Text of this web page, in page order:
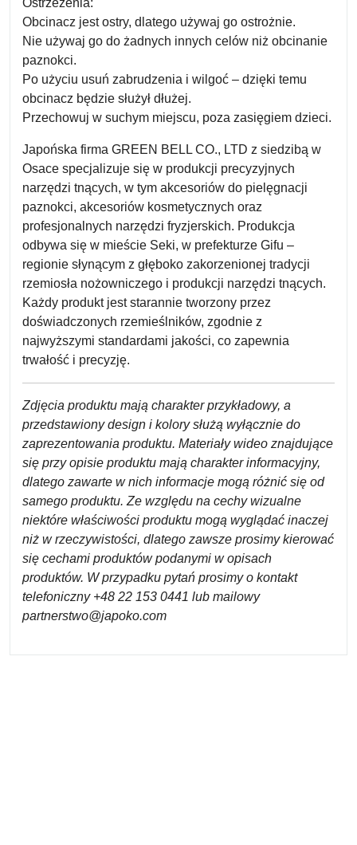
Ostrzeżenia:
Obcinacz jest ostry, dlatego używaj go ostrożnie.
Nie używaj go do żadnych innych celów niż obcinanie
paznokci.
Po użyciu usuń zabrudzenia i wilgoć – dzięki temu
obcinacz będzie służył dłużej.
Przechowuj w suchym miejscu, poza zasięgiem dzieci.
Japońska firma GREEN BELL CO., LTD z siedzibą w
Osace specjalizuje się w produkcji precyzyjnych
narzędzi tnących, w tym akcesoriów do pielęgnacji
paznokci, akcesoriów kosmetycznych oraz
profesjonalnych narzędzi fryzjerskich. Produkcja
odbywa się w mieście Seki, w prefekturze Gifu –
regionie słynącym z głęboko zakorzenionej tradycji
rzemiosła nożowniczego i produkcji narzędzi tnących.
Każdy produkt jest starannie tworzony przez
doświadczonych rzemieślników, zgodnie z
najwyższymi standardami jakości, co zapewnia
trwałość i precyzję.
Zdjęcia produktu mają charakter przykładowy, a
przedstawiony design i kolory służą wyłącznie do
zaprezentowania produktu. Materiały wideo znajdujące
się przy opisie produktu mają charakter informacyjny,
dlatego zawarte w nich informacje mogą różnić się od
samego produktu. Ze względu na cechy wizualne
niektóre właściwości produktu mogą wyglądać inaczej
niż w rzeczywistości, dlatego zawsze prosimy kierować
się cechami produktów podanymi w opisach
produktów. W przypadku pytań prosimy o kontakt
telefoniczny +48 22 153 0441 lub mailowy
partnerstwo@japoko.com